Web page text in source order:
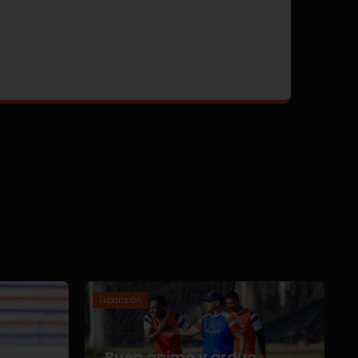
Expansión